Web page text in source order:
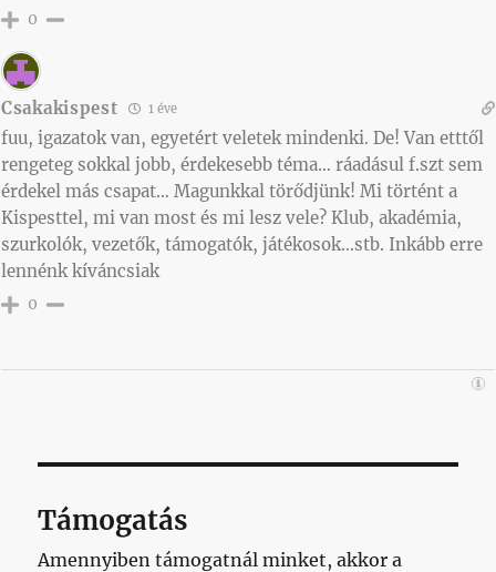
0
Csakakispest 1 éve
fuu, igazatok van, egyetért veletek mindenki. De! Van etttől
rengeteg sokkal jobb, érdekesebb téma… ráadásul f.szt sem
érdekel más csapat… Magunkkal törődjünk! Mi történt a
Kispesttel, mi van most és mi lesz vele? Klub, akadémia,
szurkolók, vezetők, támogatók, játékosok…stb. Inkább erre
lennénk kíváncsiak
0
Támogatás
Amennyiben támogatnál minket, akkor a